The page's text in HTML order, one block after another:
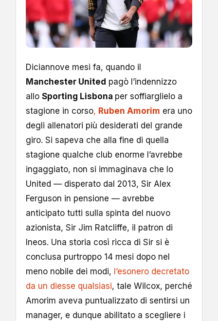
Diciannove mesi fa, quando il
Manchester United pagò l’indennizzo
allo Sporting Lisbona per soffiarglielo a
stagione in corso, Ruben Amorim era uno
degli allenatori più desiderati del grande
giro. Si sapeva che alla fine di quella
stagione qualche club enorme l’avrebbe
ingaggiato, non si immaginava che lo
United — disperato dal 2013, Sir Alex
Ferguson in pensione — avrebbe
anticipato tutti sulla spinta del nuovo
azionista, Sir Jim Ratcliffe, il patron di
Ineos. Una storia così ricca di Sir si è
conclusa purtroppo 14 mesi dopo nel
meno nobile dei modi, l’esonero decretato
da un diesse qualsiasi, tale Wilcox, perché
Amorim aveva puntualizzato di sentirsi un
manager, e dunque abilitato a scegliere i